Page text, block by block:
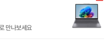
만나보세요